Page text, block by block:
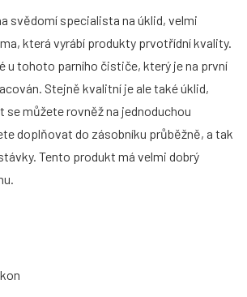
svědomí specialista na úklid, velmi
která vyrábí produkty prvotřídní kvality.
u tohoto parního čističe, který je na první
Stejně kvalitní je ale také úklid,
se můžete rovněž na jednoduchou
doplňovat do zásobníku průběžně, a tak
Tento produkt má velmi dobrý